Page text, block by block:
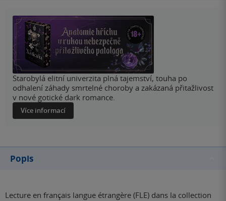
Starobylá elitní univerzita plná tajemství, touha po
odhalení záhady smrtelné choroby a zakázaná přitažlivost
v nové gotické dark romance.
Více informací
Popis
Lecture en français langue étrangère (FLE) dans la collection